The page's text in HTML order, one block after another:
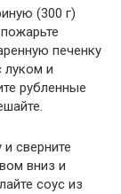
(300 г)
печенку
луком и
рубленные
сверните
вниз и
соус из